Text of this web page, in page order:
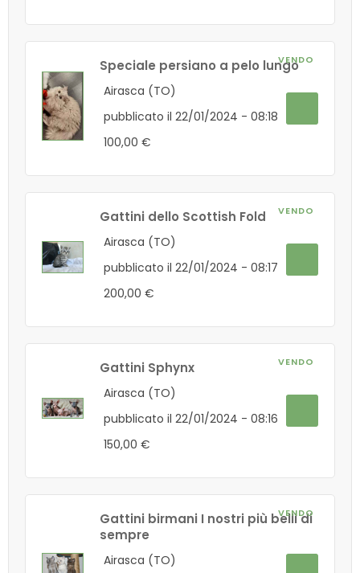
VENDO
Speciale persiano a pelo lungo
Airasca (TO)
pubblicato il 22/01/2024 - 08:18
100,00 €
VENDO
Gattini dello Scottish Fold
Airasca (TO)
pubblicato il 22/01/2024 - 08:17
200,00 €
VENDO
Gattini Sphynx
Airasca (TO)
pubblicato il 22/01/2024 - 08:16
150,00 €
VENDO
Gattini birmani I nostri più belli di
sempre
Airasca (TO)